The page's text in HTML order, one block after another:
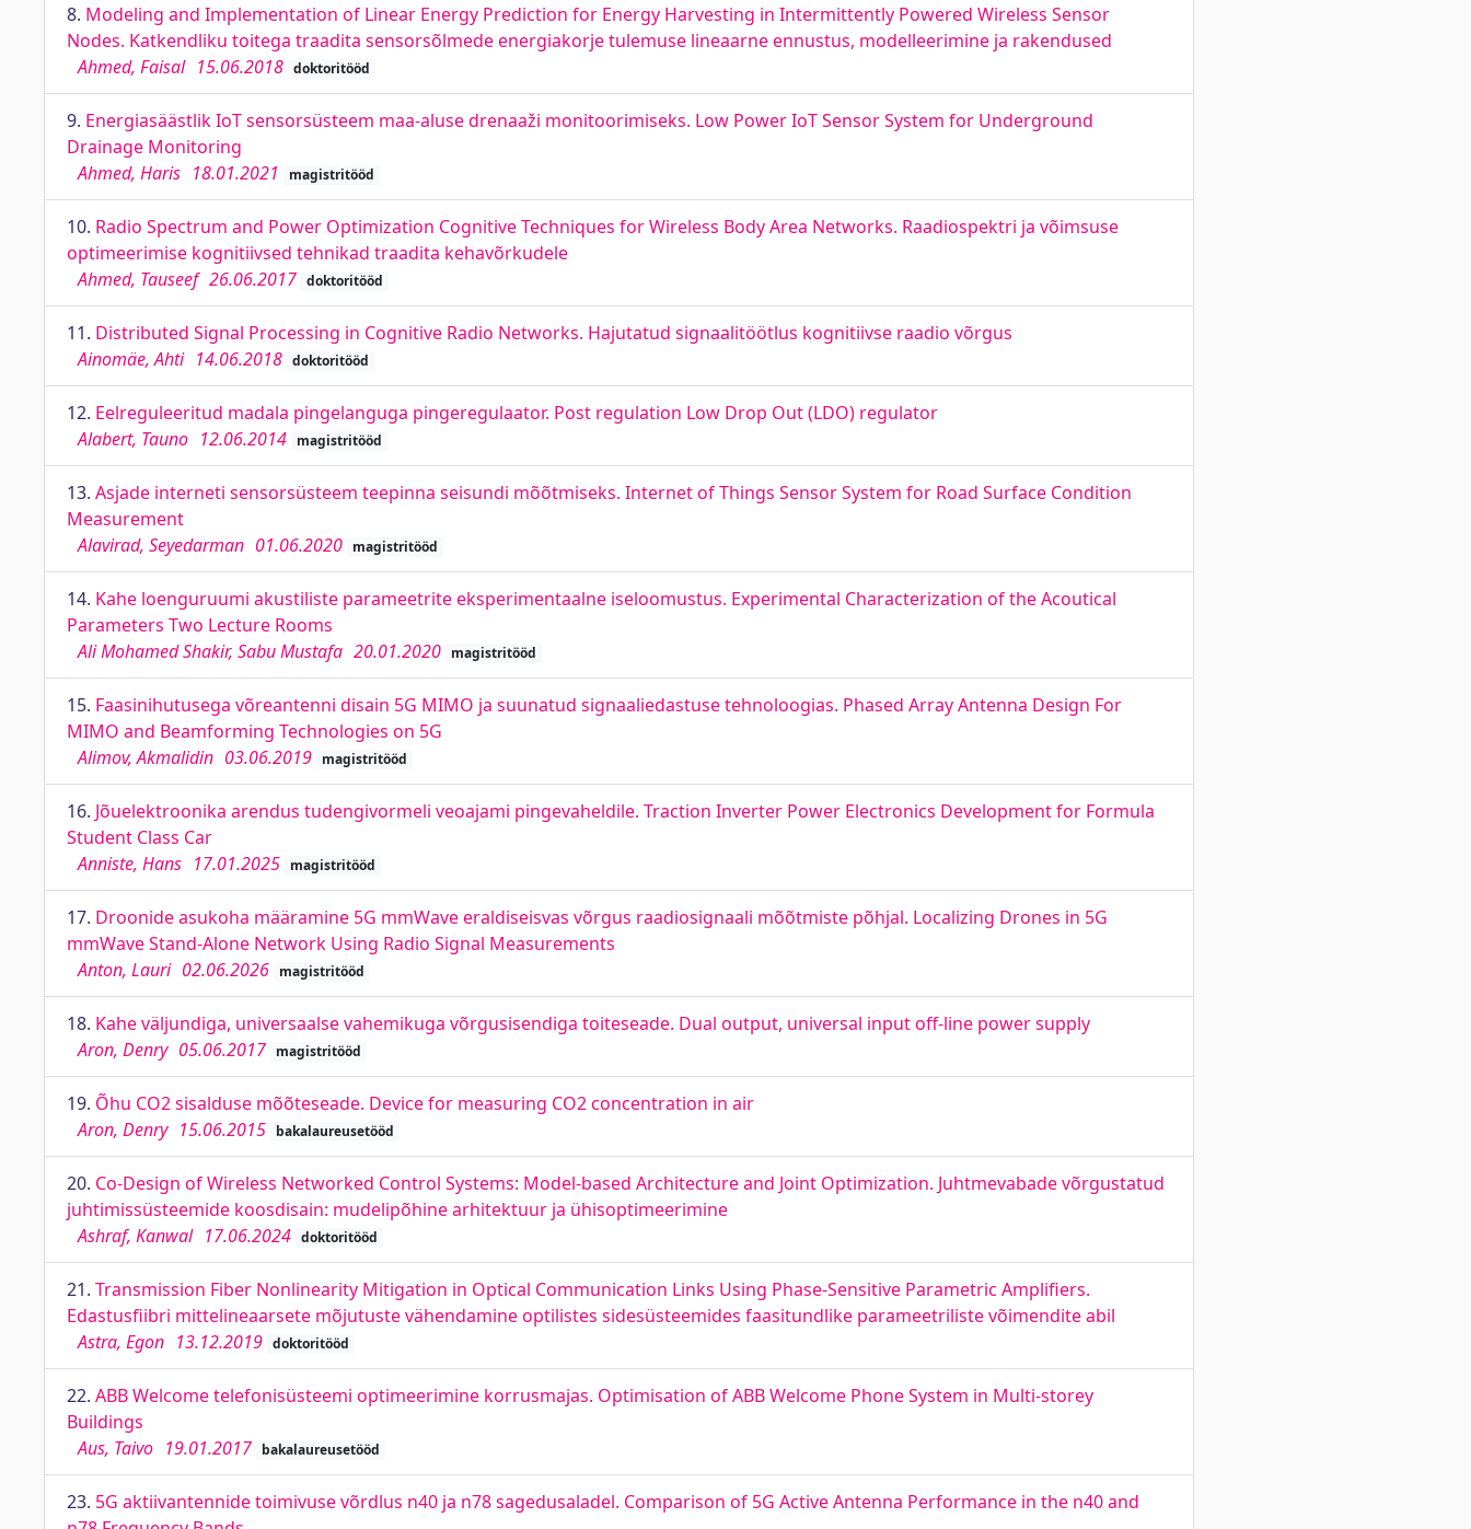
8. Modeling and Implementation of Linear Energy Prediction for Energy Harvesting in Intermittently Powered Wireless Sensor
Nodes. Katkendliku toitega traadita sensorsõlmede energiakorje tulemuse lineaarne ennustus, modelleerimine ja rakendused
Ahmed, Faisal 15.06.2018 doktoritööd
9. Energiasäästlik IoT sensorsüsteem maa-aluse drenaaži monitoorimiseks. Low Power IoT Sensor System for Underground
Drainage Monitoring
Ahmed, Haris 18.01.2021 magistritööd
10. Radio Spectrum and Power Optimization Cognitive Techniques for Wireless Body Area Networks. Raadiospektri ja võimsuse
optimeerimise kognitiivsed tehnikad traadita kehavõrkudele
Ahmed, Tauseef 26.06.2017 doktoritööd
11. Distributed Signal Processing in Cognitive Radio Networks. Hajutatud signaalitöötlus kognitiivse raadio võrgus
Ainomäe, Ahti 14.06.2018 doktoritööd
12. Eelreguleeritud madala pingelanguga pingeregulaator. Post regulation Low Drop Out (LDO) regulator
Alabert, Tauno 12.06.2014 magistritööd
13. Asjade interneti sensorsüsteem teepinna seisundi mõõtmiseks. Internet of Things Sensor System for Road Surface Condition
Measurement
Alavirad, Seyedarman 01.06.2020 magistritööd
14. Kahe loenguruumi akustiliste parameetrite eksperimentaalne iseloomustus. Experimental Characterization of the Acoutical
Parameters Two Lecture Rooms
Ali Mohamed Shakir, Sabu Mustafa 20.01.2020 magistritööd
15. Faasinihutusega võreantenni disain 5G MIMO ja suunatud signaaliedastuse tehnoloogias. Phased Array Antenna Design For
MIMO and Beamforming Technologies on 5G
Alimov, Akmalidin 03.06.2019 magistritööd
16. Jõuelektroonika arendus tudengivormeli veoajami pingevaheldile. Traction Inverter Power Electronics Development for Formula
Student Class Car
Anniste, Hans 17.01.2025 magistritööd
17. Droonide asukoha määramine 5G mmWave eraldiseisvas võrgus raadiosignaali mõõtmiste põhjal. Localizing Drones in 5G
mmWave Stand-Alone Network Using Radio Signal Measurements
Anton, Lauri 02.06.2026 magistritööd
18. Kahe väljundiga, universaalse vahemikuga võrgusisendiga toiteseade. Dual output, universal input off-line power supply
Aron, Denry 05.06.2017 magistritööd
19. Õhu CO2 sisalduse mõõteseade. Device for measuring CO2 concentration in air
Aron, Denry 15.06.2015 bakalaureusetööd
20. Co-Design of Wireless Networked Control Systems: Model-based Architecture and Joint Optimization. Juhtmevabade võrgustatud
juhtimissüsteemide koosdisain: mudelipõhine arhitektuur ja ühisoptimeerimine
Ashraf, Kanwal 17.06.2024 doktoritööd
21. Transmission Fiber Nonlinearity Mitigation in Optical Communication Links Using Phase-Sensitive Parametric Amplifiers.
Edastusfiibri mittelineaarsete mõjutuste vähendamine optilistes sidesüsteemides faasitundlike parameetriliste võimendite abil
Astra, Egon 13.12.2019 doktoritööd
22. ABB Welcome telefonisüsteemi optimeerimine korrusmajas. Optimisation of ABB Welcome Phone System in Multi-storey
Buildings
Aus, Taivo 19.01.2017 bakalaureusetööd
23. 5G aktiivantennide toimivuse võrdlus n40 ja n78 sagedusaladel. Comparison of 5G Active Antenna Performance in the n40 and